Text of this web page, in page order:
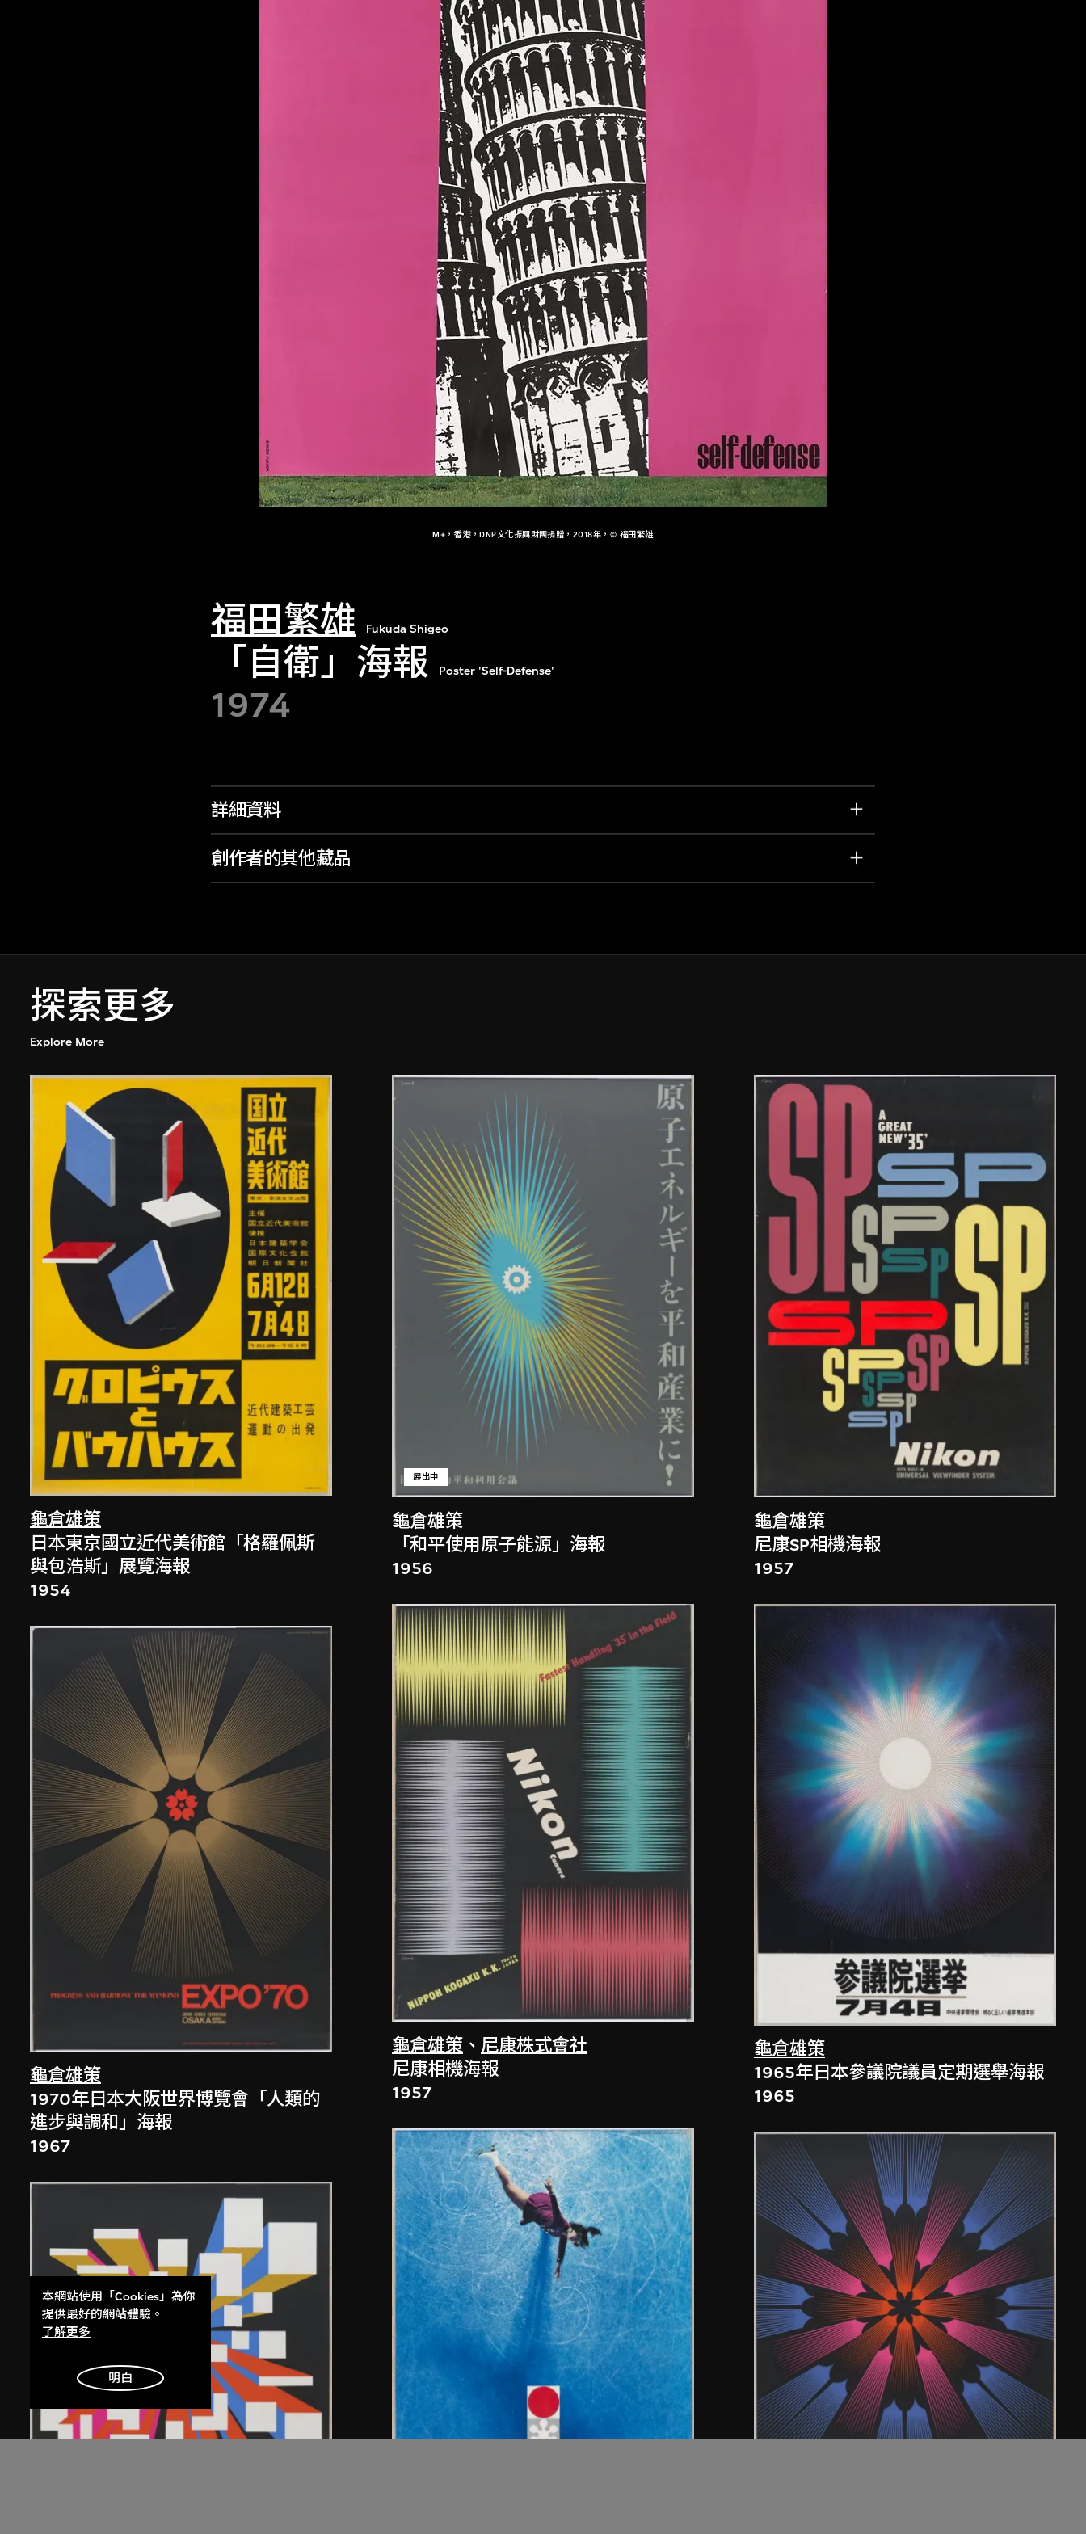
M+，香港，DNP文化振興財團捐贈，2018年，© 福田繁雄
福田繁雄 Fukuda Shigeo
「自衛」海報 Poster 'Self-Defense'
1974
詳細資料
創作者的其他藏品
探索更多
Explore More
龜倉雄策
日本東京國立近代美術館「格羅佩斯
與包浩斯」展覽海報
1954
龜倉雄策
1970年日本大阪世界博覽會「人類的
進步與調和」海報
1967
龜倉雄策
展出中
「和平使用原子能源」海報
1956
龜倉雄策 、 尼康株式會社
尼康相機海報
1957
龜倉雄策
尼康SP相機海報
1957
龜倉雄策
1965年日本參議院議員定期選舉海報
1965
本網站使用「Cookies」為你
提供最好的網站體驗。
了解更多
明白